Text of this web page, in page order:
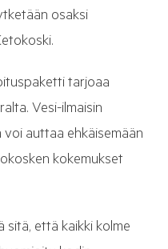
osaksi
tarjoaa
Vesi-ilmaisin
auttaa ehkäisemään
kokemukset
sitä, että kaikki kolme